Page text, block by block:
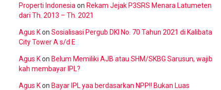
Properti Indonesia on Rekam Jejak P3SRS Menara Latumeten
dari Th. 2013 – Th. 2021
Agus Kon Sosialisasi Pergub DKI No. 70 Tahun 2021 di Kalibata
City Tower A s/d E
Agus Kon Belum Memiliki AJB atau SHM/SKBG Sarusun, wajib
kah membayar IPL?
Agus Kon Bayar IPL yaa berdasarkan NPP!! Bukan Luas